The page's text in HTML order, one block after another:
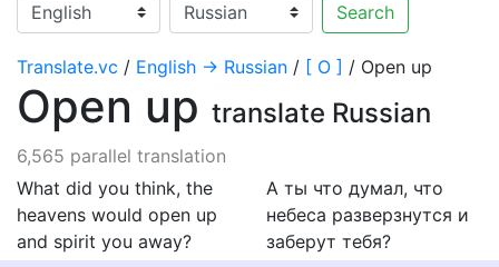
Search
Translate.vc / English → Russian / [ O ] / Open up
Open up translate Russian
6,565 parallel translation
What did you think, the
heavens would open up
and spirit you away?
А ты что думал, что
небеса разверзнутся и
заберут тебя?